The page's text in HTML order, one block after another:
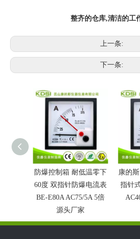
整齐的仓库,清洁的工
上一条:
下一条:
防爆控制箱 耐低温零下
60度 双指针防爆电流表
BE-E80A AC75/5A 5倍
源头厂家
康的
指针